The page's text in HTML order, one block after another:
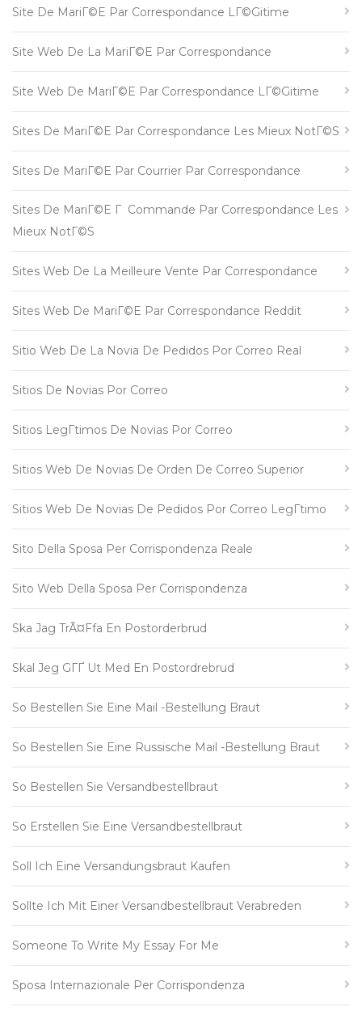
Site De MariГ©e Par Correspondance LГ©gitime
Site Web De La MariГ©e Par Correspondance
Site Web De MariГ©e Par Correspondance LГ©gitime
Sites De MariГ©e Par Correspondance Les Mieux NotГ©s
Sites De MariГ©e Par Courrier Par Correspondance
Sites De MariГ©e Г Commande Par Correspondance Les
Mieux NotГ©s
Sites Web De La Meilleure Vente Par Correspondance
Sites Web De MariГ©e Par Correspondance Reddit
Sitio Web De La Novia De Pedidos Por Correo Real
Sitios De Novias Por Correo
Sitios LegГ­timos De Novias Por Correo
Sitios Web De Novias De Orden De Correo Superior
Sitios Web De Novias De Pedidos Por Correo LegГ­timo
Sito Della Sposa Per Corrispondenza Reale
Sito Web Della Sposa Per Corrispondenza
Ska Jag TrÃ¤ffa En Postorderbrud
Skal Jeg GГҐ Ut Med En Postordrebrud
So Bestellen Sie Eine Mail -Bestellung Braut
So Bestellen Sie Eine Russische Mail -Bestellung Braut
So Bestellen Sie Versandbestellbraut
So Erstellen Sie Eine Versandbestellbraut
Soll Ich Eine Versandungsbraut Kaufen
Sollte Ich Mit Einer Versandbestellbraut Verabreden
Someone To Write My Essay For Me
Sposa Internazionale Per Corrispondenza